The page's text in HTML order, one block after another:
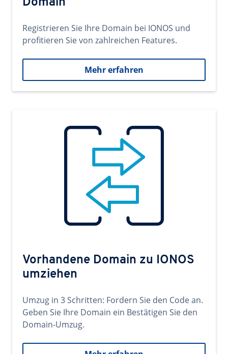
Domain
Registrieren Sie Ihre Domain bei IONOS und
profitieren Sie von zahlreichen Features.
Mehr erfahren
Vorhandene Domain zu IONOS
umziehen
Umzug in 3 Schritten: Fordern Sie den Code an.
Geben Sie Ihre Domain ein Bestätigen Sie den
Domain-Umzug.